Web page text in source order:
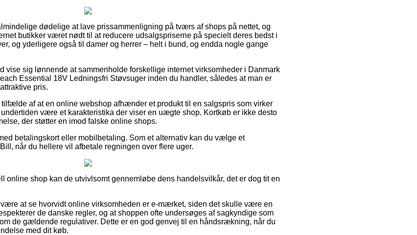
dødelige at lave prissammenligning på tværs af shops på nettet, og
butikker været nødt til at reducere udsalgspriserne på specielt deres bedst i
og yderligere også til damer og herrer – helt i bund, og endda nogle gange
vise sig lønnende at sammenholde forskellige internet virksomheder i Danmark
Essential 18V Ledningsfri Støvsuger inden du handler, således at man er
pris.
af at en online webshop afhænder et produkt til en salgspris som virker
være et karakteristika der viser en uægte shop. Kortkøb er ikke desto
der støtter en imod falske online shops.
betalingskort eller mobilbetaling. Som et alternativ kan du vælge et
når du hellere vil afbetale regningen over flere uger.
online shop kan de utvivlsomt gennemløbe dens handelsvilkår, det er dog tit en
at se hvorvidt online virksomheden er e-mærket, siden det skulle være en
de danske regler, og at shoppen ofte undersøges af sagkyndige som
de gældende regulativer. Dette er en god genvej til en håndsrækning, når du
med dit køb.